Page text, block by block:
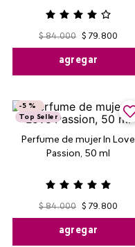
$ 84.000 $ 79. 800
agregar
Perfume de mujer In Love
Passion, 50 ml
-5 %
Top Seller
$ 84.000 $ 79. 800
agregar